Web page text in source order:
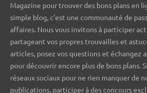
Magazine pour trouver des bons plans en
simple blog, c’est une communauté de
affaires. Nous vous invitons à participer
partageant vos propres trouvailles et
articles, posez vos questions et échangez
pour découvrir encore plus de bons plans.
réseaux sociaux pour ne rien manquer de
publications, participer à des concours